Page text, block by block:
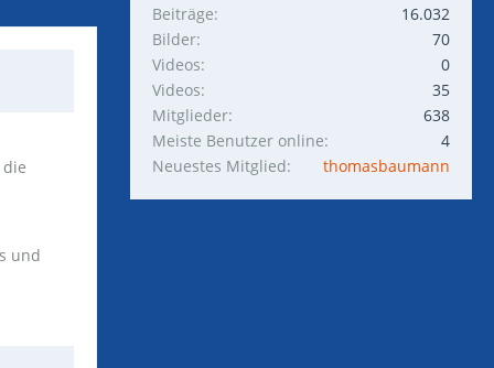
und
Beiträge
16.032
Bilder
70
Videos
0
Videos
35
Mitglieder
638
Meiste Benutzer online
4
Neuestes Mitglied
thomasbaumann